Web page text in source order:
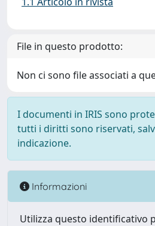
File in questo prodotto:
Non ci sono file associati a
I documenti in IRIS sono
tutti i diritti sono riservati,
indicazione.
Informazioni
Utilizza questo identificativo